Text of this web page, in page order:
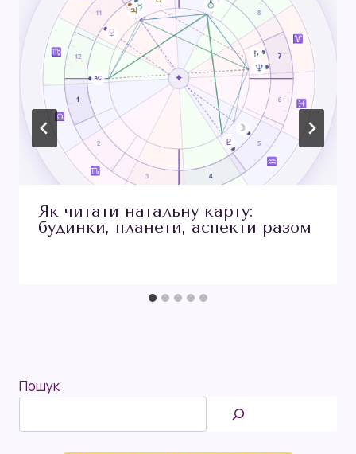
Як читати натальну карту:
будинки, планети, аспекти разом
Пошук